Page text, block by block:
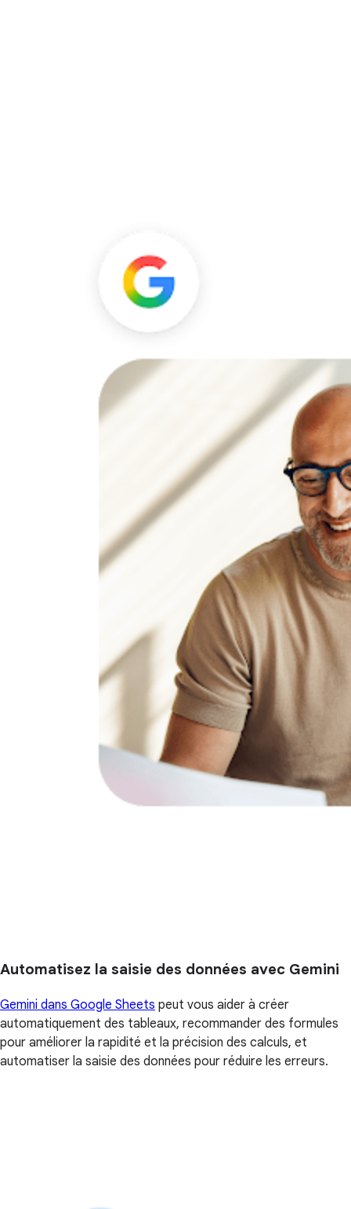
Automatisez la saisie des données avec Gemini
Gemini dans Google Sheets peut vous aider à créer
automatiquement des tableaux, recommander des formules
pour améliorer la rapidité et la précision des calculs, et
automatiser la saisie des données pour réduire les erreurs.